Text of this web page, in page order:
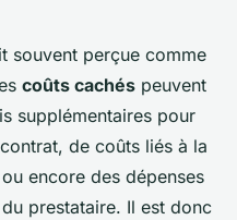
souvent perçue comme
coûts cachés peuvent
supplémentaires pour
de coûts liés à la
encore des dépenses
prestataire. Il est donc